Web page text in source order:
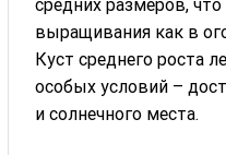
средних размеров,
выращивания как в
Куст среднего роста
особых условий –
и солнечного места.